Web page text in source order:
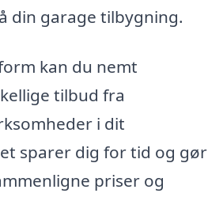
din garage tilbygning.
kan du nemt
tilbud fra
i dit
sparer dig for tid og gør
priser og